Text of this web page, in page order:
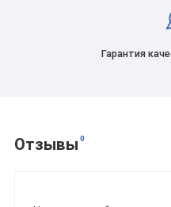
Гарантия
Отзывы 0